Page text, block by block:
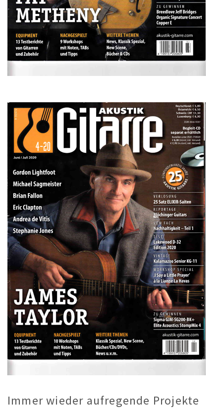
Immer wieder aufregende Projekte